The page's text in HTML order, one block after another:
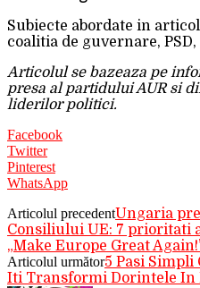
Subiecte abordate in
coalitia de guvernare, PSD,
Articolul se bazeaza pe
presa al partidului AUR si
liderilor politici.
Facebook
Twitter
Pinterest
WhatsApp
Articolul precedentUngaria
Consiliului UE: 7 prioritati
„Make Europe Great
Articolul următor5 Pasi Simpli
Iti Transformi Dorintele In